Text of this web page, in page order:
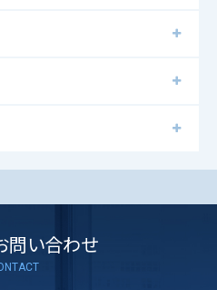
問い合わせ